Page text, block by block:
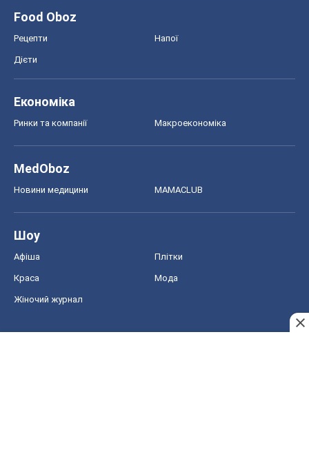
Food Oboz
Рецепти Напої
Дієти
Економіка
Ринки та компанії Макроекономіка
MedOboz
Новини медицини MAMACLUB
Шоу
Афіша Плітки
Краса Мода
Жіночий журнал